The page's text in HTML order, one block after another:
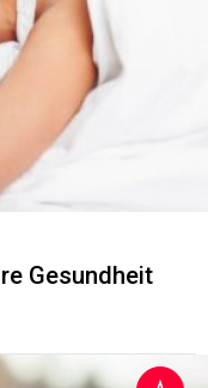
Gesundheit